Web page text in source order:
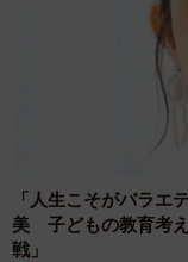
「人生こそがバラエ
美 子どもの教育考
戦」